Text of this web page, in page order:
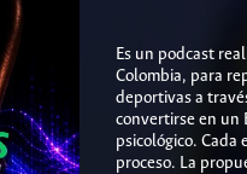
Es un podcast
Colombia, para
deportivas a
convertirse en un
psicológico. Cada
proceso. La